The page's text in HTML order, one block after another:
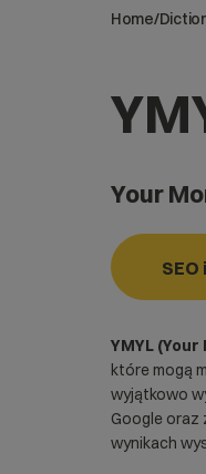
Home/
Your
SEO
YMYL
które mogą
wyjątkowo
Google oraz
wynikach